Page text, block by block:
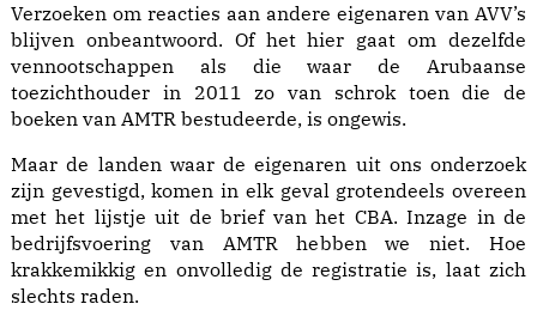
Verzoeken om reacties aan andere eigenaren van AVV’s
blijven onbeantwoord. Of het hier gaat om dezelfde
vennootschappen als die waar de Arubaanse
toezichthouder in 2011 zo van schrok toen die de
boeken van AMTR bestudeerde, is ongewis.
Maar de landen waar de eigenaren uit ons onderzoek
zijn gevestigd, komen in elk geval grotendeels overeen
met het lijstje uit de brief van het CBA. Inzage in de
bedrijfsvoering van AMTR hebben we niet. Hoe
krakkemikkig en onvolledig de registratie is, laat zich
slechts raden.